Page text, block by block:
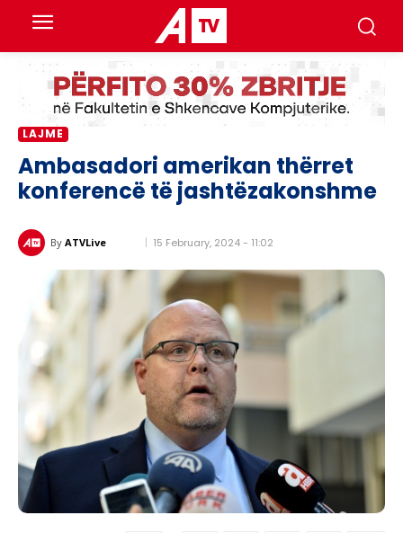
LAJME
Ambasadori amerikan thërret
konferencë të jashtëzakonshme
By ATVLive 15 February, 2024 - 11:02